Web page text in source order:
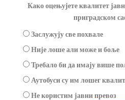
Како оцењујете квалитет
приградском
Заслужују све похвале
Није лоше али може и боље
Требало би да имају више
Аутобуси су им лошег
Не користим јавни превоз